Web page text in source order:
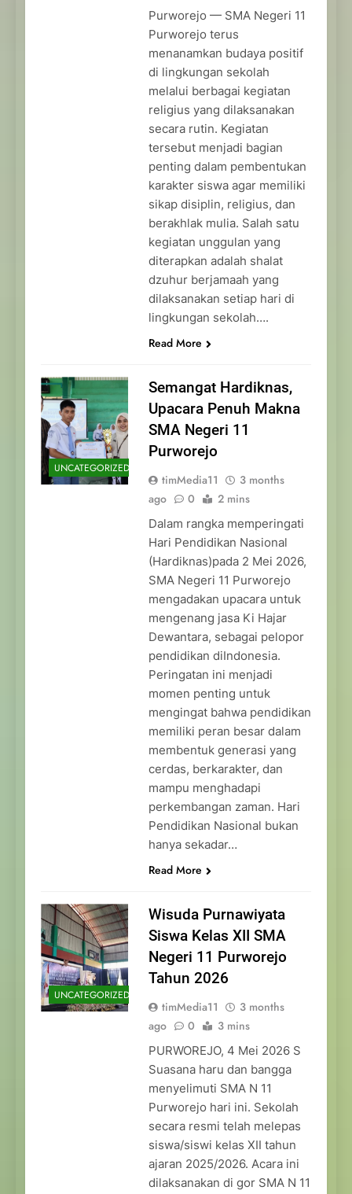
Purworejo — SMA Negeri 11
Purworejo terus
menanamkan budaya positif
di lingkungan sekolah
melalui berbagai kegiatan
religius yang dilaksanakan
secara rutin. Kegiatan
tersebut menjadi bagian
penting dalam pembentukan
karakter siswa agar memiliki
sikap disiplin, religius, dan
berakhlak mulia. Salah satu
kegiatan unggulan yang
diterapkan adalah shalat
dzuhur berjamaah yang
dilaksanakan setiap hari di
lingkungan sekolah….
Read More
UNCATEGORIZED
Semangat Hardiknas,
Upacara Penuh Makna
SMA Negeri 11
Purworejo
timMedia11
3 months
ago
0 2 mins
Dalam rangka memperingati
Hari Pendidikan Nasional
(Hardiknas)pada 2 Mei 2026,
SMA Negeri 11 Purworejo
mengadakan upacara untuk
mengenang jasa Ki Hajar
Dewantara, sebagai pelopor
pendidikan diIndonesia.
Peringatan ini menjadi
momen penting untuk
mengingat bahwa pendidikan
memiliki peran besar dalam
membentuk generasi yang
cerdas, berkarakter, dan
mampu menghadapi
perkembangan zaman. Hari
Pendidikan Nasional bukan
hanya sekadar…
Read More
UNCATEGORIZED
Wisuda Purnawiyata
Siswa Kelas XII SMA
Negeri 11 Purworejo
Tahun 2026
timMedia11
3 months
ago
0 3 mins
PURWOREJO, 4 Mei 2026 S
Suasana haru dan bangga
menyelimuti SMA N 11
Purworejo hari ini. Sekolah
secara resmi telah melepas
siswa/siswi kelas XII tahun
ajaran 2025/2026. Acara ini
dilaksanakan di gor SMA N 11